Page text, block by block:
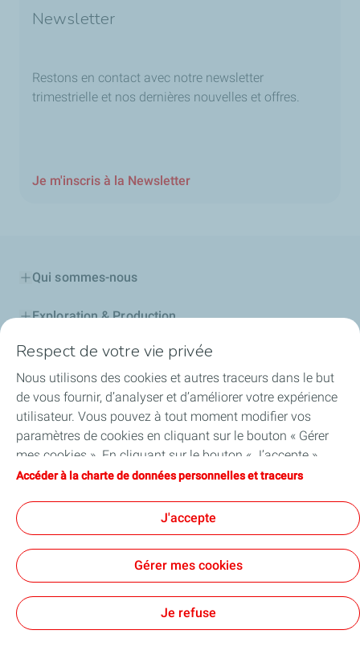
Newsletter
Restons en contact avec notre newsletter
trimestrielle et nos dernières nouvelles et offres.
Je m'inscris à la Newsletter
Qui sommes-nous
Exploration & Production
Stations Service
Lubrifiants Automobiles
Professionnels
TotalEnergies DAFA
Accessibilité: partiellement conforme
Respect de votre vie privée
Nous utilisons des cookies et autres traceurs dans le but
de vous fournir, d’analyser et d’améliorer votre expérience
utilisateur. Vous pouvez à tout moment modifier vos
paramètres de cookies en cliquant sur le bouton « Gérer
mes cookies ». En cliquant sur le bouton « J’accepte »,
vous acceptez le dépôt de l’ensemble des cookies. Dans le
techniques nécessaires au bon fonctionnement du site
seront utilisés. Pour plus d’informations, vous pouvez
consulter la page « Charte de données personnelles et
traceurs ».
Accéder à la charte de données personnelles et traceurs
J'accepte
Gérer mes cookies
Je refuse